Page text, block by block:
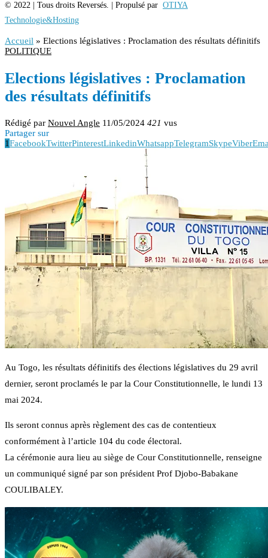
© 2022 | Tous droits Reversés. | Propulsé par OTIYA
Technologie&Hosting
Accueil » Elections législatives : Proclamation des résultats définitifs
POLITIQUE
Elections législatives : Proclamation
des résultats définitifs
Rédigé par Nouvel Angle 11/05/2024 421 vus
Partager sur
1FacebookTwitterPinterestLinkedinWhatsappTelegramSkypeViber
Au Togo, les résultats définitifs des élections législatives du 29 avril
dernier, seront proclamés le par la Cour Constitutionnelle, le lundi 13
mai 2024.
Ils seront connus après règlement des cas de contentieux
conformément à l’article 104 du code électoral.
La cérémonie aura lieu au siège de Cour Constitutionnelle, renseigne
un communiqué signé par son président Prof Djobo-Babakane
COULIBALEY.